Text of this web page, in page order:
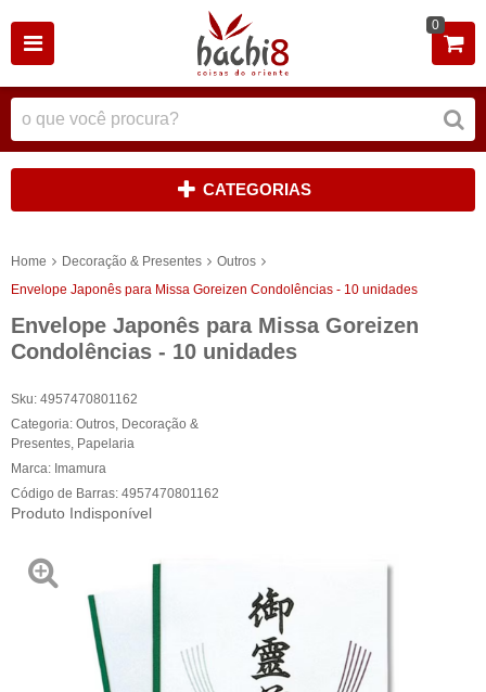
0
CATEGORIAS
Home Decoração & Presentes
Outros
Envelope Japonês para Missa Goreizen Condolências - 10 unidades
Envelope Japonês para Missa Goreizen
Condolências - 10 unidades
Sku: 4957470801162
Categoria: Outros Decoração &
Presentes Papelaria
Marca: Imamura
Código de Barras: 4957470801162
Produto Indisponível